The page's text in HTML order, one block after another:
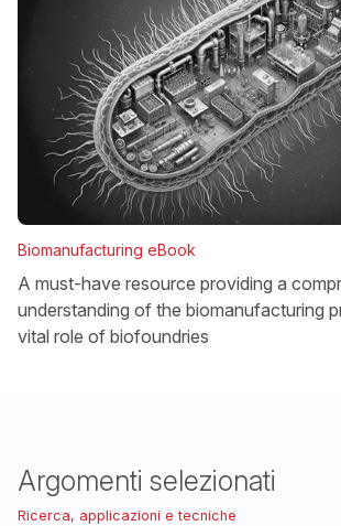
Biomanufacturing eBook
A must-have resource providing a
understanding of the biomanufacturing
vital role of biofoundries
Argomenti selezionati
Ricerca, applicazioni e tecniche